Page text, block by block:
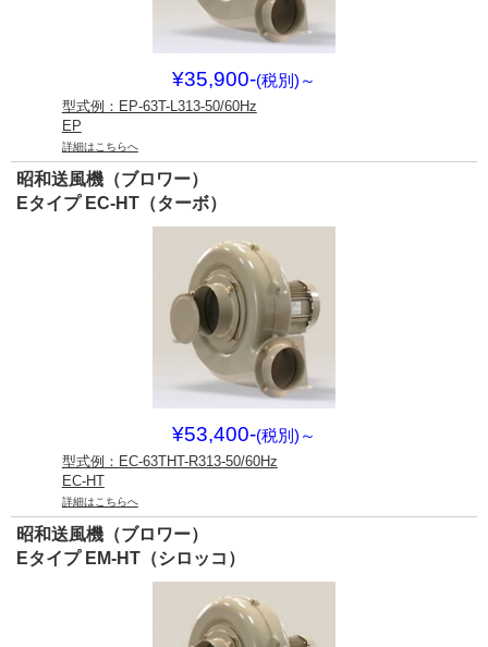
¥35,900-(税別) ～
型式例：EP-63T-L313-50/60Hz
EP
詳細はこちらへ
昭和送風機（ブロワー）
Eタイプ EC-HT（ターボ）
¥53,400-(税別) ～
型式例：EC-63THT-R313-50/60Hz
EC-HT
詳細はこちらへ
昭和送風機（ブロワー）
Eタイプ EM-HT（シロッコ）